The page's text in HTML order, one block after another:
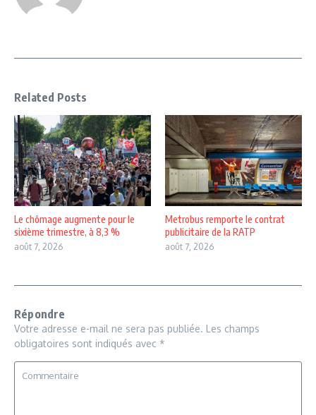
Related Posts
Le chômage augmente pour le
sixième trimestre, à 8,3 %
août 7, 2026
Metrobus remporte le contrat
publicitaire de la RATP
août 7, 2026
Répondre
Votre adresse e-mail ne sera pas publiée. Les champs
obligatoires sont indiqués avec *